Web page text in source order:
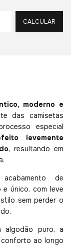
Alterar CEP
CALCULAR
moderno e
das camisetas
especial
levemente
, resultando em
de
e único, com leve
sem perder o
algodão puro, a
ao longo